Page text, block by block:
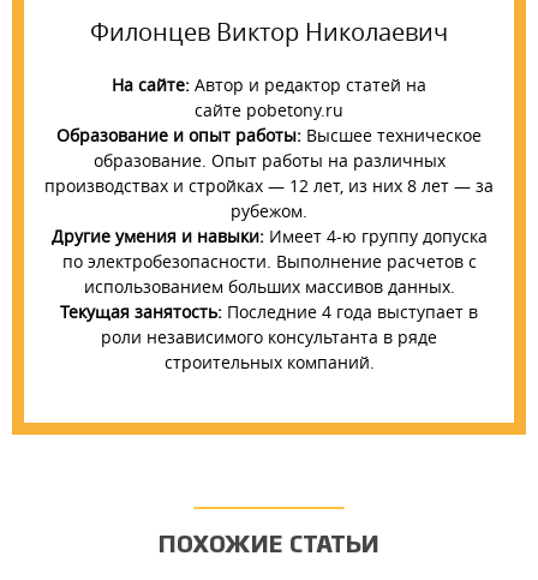
Филонцев Виктор Николаевич
На сайте: Автор и редактор статей на
сайте pobetony.ru
Образование и опыт работы: Высшее техническое
образование. Опыт работы на различных
производствах и стройках — 12 лет, из них 8 лет — за
рубежом.
Другие умения и навыки:Имеет 4-ю группу допуска
по электробезопасности. Выполнение расчетов с
использованием больших массивов данных.
Текущая занятость: Последние 4 года выступает в
роли независимого консультанта в ряде
строительных компаний.
ПОХОЖИЕ СТАТЬИ